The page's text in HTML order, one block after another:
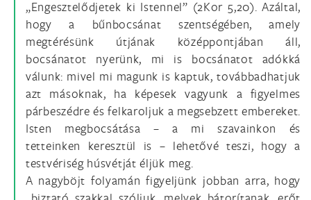
„Engesztelődjetek ki Istennel” (2Kor 5,20). Azáltal,
hogy a bűnbocsánat szentségében, amely
megtérésünk útjának középpontjában áll,
bocsánatot nyerünk, mi is bocsánatot adókká
válunk: mivel mi magunk is kaptuk, továbbadhatjuk
azt másoknak, ha képesek vagyunk a figyelmes
párbeszédre és felkaroljuk a megsebzett embereket.
Isten megbocsátása – a mi szavainkon és
tetteinken keresztül is – lehetővé teszi, hogy a
testvériség húsvétját éljük meg.
A nagyböjt folyamán figyeljünk jobban arra, hogy